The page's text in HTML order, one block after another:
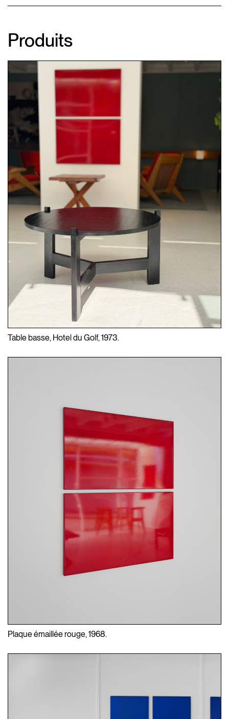
Produits
Table basse, Hotel du Golf, 1973.
Plaque émaillée rouge, 1968.